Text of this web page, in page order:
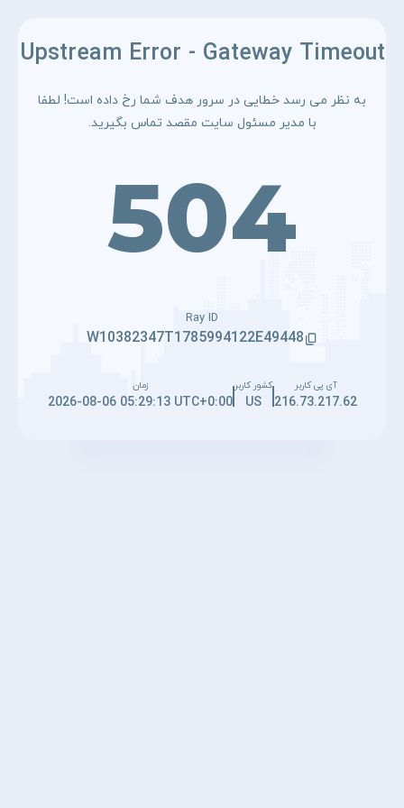
Upstream Error - Gateway Timeout
به نظر می رسد خطایی در سرور هدف شما رخ داده است! لطفا
با مدیر مسئول سایت مقصد تماس بگیرید.
504
Ray ID
W10382347T1785994122E49448
آی پی کاربر
216.73.217.62
کشور کاربر
US
زمان
2026-08-06 05:29:13 UTC+0:00